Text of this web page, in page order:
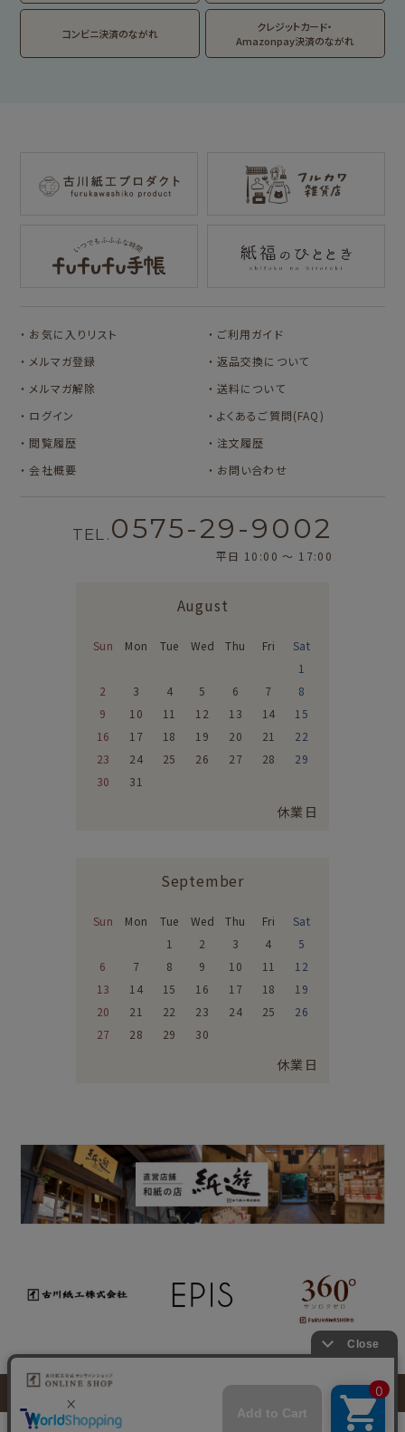
お菓子などうぶつ
工房
キャラクター別
サンリオキャラクタ
ーズ
コラボ別
TEA STAND
コンビニ決済のながれ
クレジットカード・
Amazonpay決済のながれ
お気に入りリスト
メルマガ登録
メルマガ解除
ログイン
ご利用ガイド
返品交換について
送料について
よくあるご質問(FAQ)
閲覧履歴
注文履歴
会社概要
お問い合わせ
TEL. 0575-29-9002
平日 10:00 〜 17:00
August
Sun Mon Tue Wed Thu Fri
Sat
1
2
3 4 5 6 7
8
9
10 11 12 13 14
15
16
17 18 19 20 21
22
23
24 25 26 27 28
29
30
31
休業日
September
Sun Mon Tue Wed Thu Fri
Sat
1
2 3 4
5
6
7 8 9 10 11
12
13
14 15 16 17 18
19
20
21 22 23 24 25
26
27
28 29 30
休業日
個人情報取り扱いについて
このサイトに掲載のイラスト・写真・文章の無断転載を禁じます。